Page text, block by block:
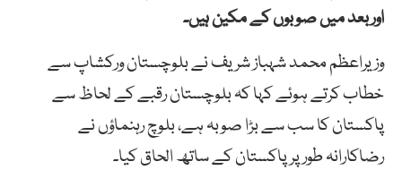
اوربعد میں صوبوں کے مکین ہیں۔
وزیراعظم محمد شہباز شریف نے بلوچستان ورکشاپ سے
خطاب کرتے ہوئے کہا کہ بلوچستان رقبے کے لحاظ سے
پاکستان کا سب سے بڑا صوبہ ہے، بلوچ رہنماؤں نے
رضاکارانہ طور پر پاکستان کے ساتھ الحاق کیا۔